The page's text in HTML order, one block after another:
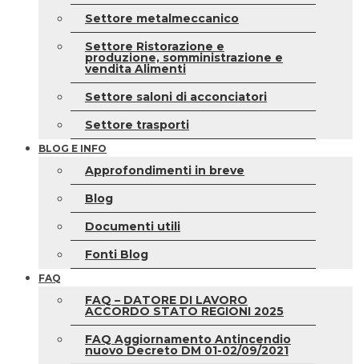
Settore metalmeccanico
Settore Ristorazione e
produzione, somministrazione e
vendita Alimenti
Settore saloni di acconciatori
Settore trasporti
BLOG E INFO
Approfondimenti in breve
Blog
Documenti utili
Fonti Blog
FAQ
FAQ – DATORE DI LAVORO
ACCORDO STATO REGIONI 2025
FAQ Aggiornamento Antincendio
nuovo Decreto DM 01-02/09/2021